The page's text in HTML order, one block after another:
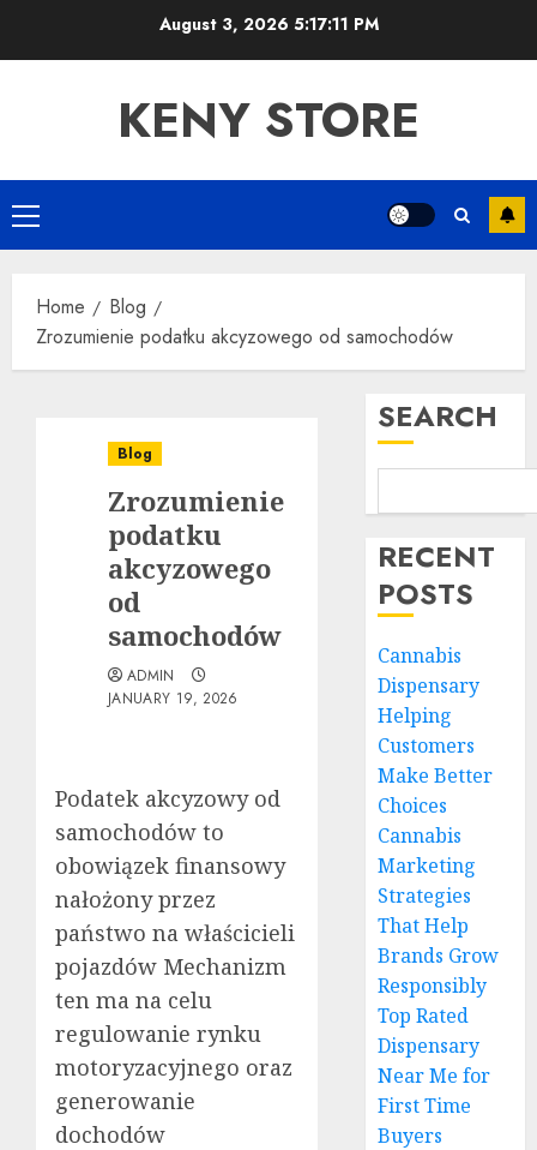
August 3, 2026 5:17:12 PM
KENY STORE
Primary
Menu
Home
Blog
Zrozumienie podatku akcyzowego od samochodów
Blog
Zrozumienie
podatku
akcyzowego
od
samochodów
ADMIN
JANUARY 19, 2026
Podatek akcyzowy od
samochodów to
obowiązek finansowy
nałożony przez
państwo na właścicieli
pojazdów Mechanizm
ten ma na celu
regulowanie rynku
motoryzacyjnego oraz
generowanie
dochodów
SEARCH
RECENT
POSTS
Cannabis
Dispensary
Helping
Customers
Make Better
Choices
Cannabis
Marketing
Strategies
That Help
Brands Grow
Responsibly
Top Rated
Dispensary
Near Me for
First Time
Buyers